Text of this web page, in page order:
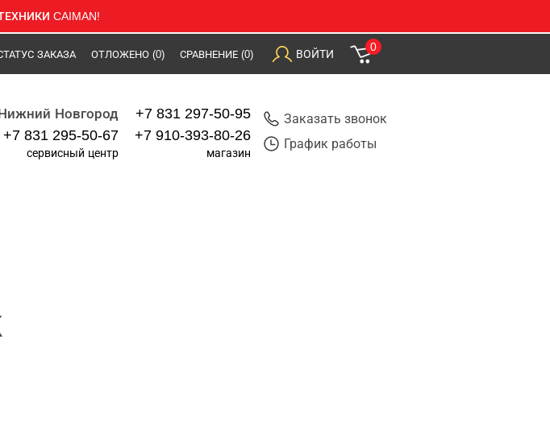
CAIMAN!
ЗАКАЗА ОТЛОЖЕНО (0) СРАВНЕНИЕ (0) ВОЙТИ
0
Новгород
+7 831 295-50-67
сервисный центр
+7 831 297-50-95
+7 910-393-80-26
магазин
Заказать звонок
График работы